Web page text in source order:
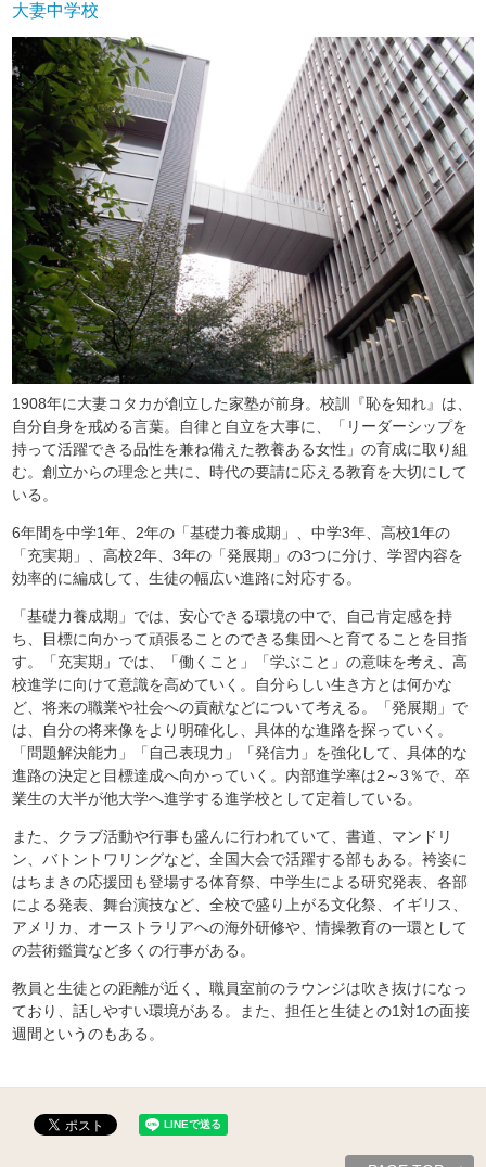
大妻中学校
1908年に大妻コタカが創立した家塾が前身。校訓『恥を知れ』は、
自分自身を戒める言葉。自律と自立を大事に、「リーダーシップを
持って活躍できる品性を兼ね備えた教養ある女性」の育成に取り組
む。創立からの理念と共に、時代の要請に応える教育を大切にして
いる。
6年間を中学1年、2年の「基礎力養成期」、中学3年、高校1年の
「充実期」、高校2年、3年の「発展期」の3つに分け、学習内容を
効率的に編成して、生徒の幅広い進路に対応する。
「基礎力養成期」では、安心できる環境の中で、自己肯定感を持
ち、目標に向かって頑張ることのできる集団へと育てることを目指
す。「充実期」では、「働くこと」「学ぶこと」の意味を考え、高
校進学に向けて意識を高めていく。自分らしい生き方とは何かな
ど、将来の職業や社会への貢献などについて考える。「発展期」で
は、自分の将来像をより明確化し、具体的な進路を探っていく。
「問題解決能力」「自己表現力」「発信力」を強化して、具体的な
進路の決定と目標達成へ向かっていく。内部進学率は2～3％で、卒
業生の大半が他大学へ進学する進学校として定着している。
また、クラブ活動や行事も盛んに行われていて、書道、マンドリ
ン、バトントワリングなど、全国大会で活躍する部もある。袴姿に
はちまきの応援団も登場する体育祭、中学生による研究発表、各部
による発表、舞台演技など、全校で盛り上がる文化祭、イギリス、
アメリカ、オーストラリアへの海外研修や、情操教育の一環として
の芸術鑑賞など多くの行事がある。
教員と生徒との距離が近く、職員室前のラウンジは吹き抜けになっ
ており、話しやすい環境がある。また、担任と生徒との1対1の面接
週間というのもある。